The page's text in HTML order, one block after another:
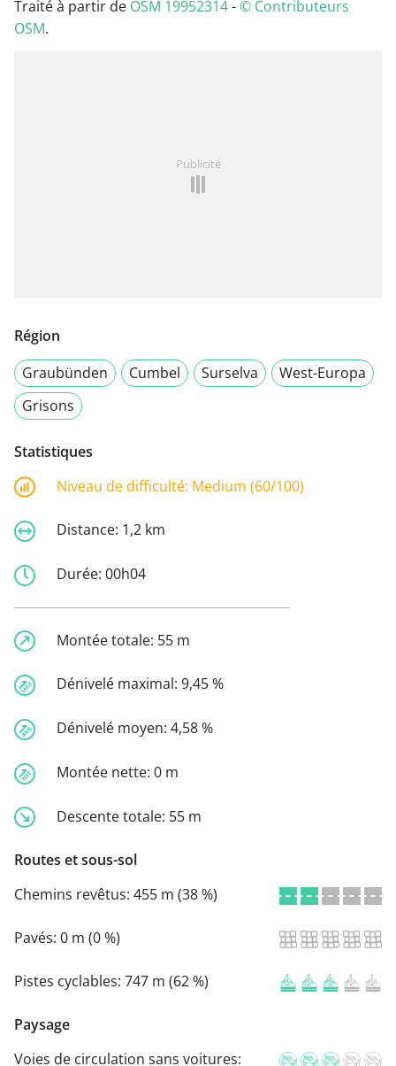
Traité à partir de OSM 19952314-© Contributeurs
OSM.
Publicité
Région
Graubünden
Cumbel Surselva
West-Europa
Grisons
Statistiques
Niveau de difficulté: Medium (60/100)
Distance: 1,2 km
Durée: 00h04
Montée totale: 55 m
Dénivelé maximal: 9,45 %
Dénivelé moyen: 4,58 %
Montée nette: 0 m
Descente totale: 55 m
Routes et sous-sol
Chemins revêtus: 455 m (38 %)
Pavés: 0 m (0 %)
Pistes cyclables: 747 m (62 %)
Paysage
Voies de circulation sans voitures: